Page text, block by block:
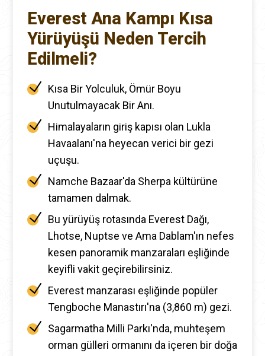
Everest Ana Kampı Kısa
Yürüyüşü Neden Tercih
Edilmeli?
Kısa Bir Yolculuk, Ömür Boyu
Unutulmayacak Bir Anı.
Himalayaların giriş kapısı olan Lukla
Havaalanı'na heyecan verici bir gezi
uçuşu.
Namche Bazaar'da Sherpa kültürüne
tamamen dalmak.
Bu yürüyüş rotasında Everest Dağı,
Lhotse, Nuptse ve Ama Dablam'ın nefes
kesen panoramik manzaraları eşliğinde
keyifli vakit geçirebilirsiniz.
Everest manzarası eşliğinde popüler
Tengboche Manastırı'na (3,860 m) gezi.
Sagarmatha Milli Parkı'nda, muhteşem
orman gülleri ormanını da içeren bir doğa